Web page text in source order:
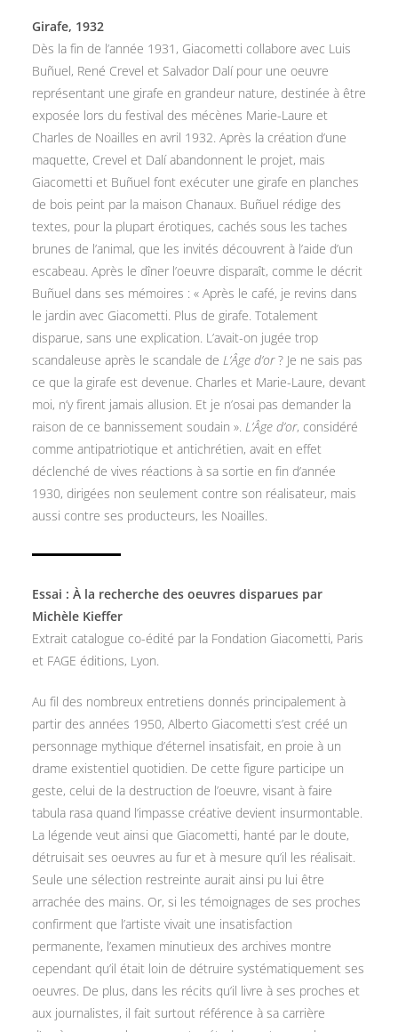
Girafe, 1932
Dès la fin de l’année 1931, Giacometti collabore avec Luis
Buñuel, René Crevel et Salvador Dalí pour une oeuvre
représentant une girafe en grandeur nature, destinée à être
exposée lors du festival des mécènes Marie-Laure et
Charles de Noailles en avril 1932. Après la création d’une
maquette, Crevel et Dalí abandonnent le projet, mais
Giacometti et Buñuel font exécuter une girafe en planches
de bois peint par la maison Chanaux. Buñuel rédige des
textes, pour la plupart érotiques, cachés sous les taches
brunes de l’animal, que les invités découvrent à l’aide d’un
escabeau. Après le dîner l’oeuvre disparaît, comme le décrit
Buñuel dans ses mémoires : « Après le café, je revins dans
le jardin avec Giacometti. Plus de girafe. Totalement
disparue, sans une explication. L’avait-on jugée trop
scandaleuse après le scandale de L’Âge d’or? Je ne sais pas
ce que la girafe est devenue. Charles et Marie-Laure, devant
moi, n’y firent jamais allusion. Et je n’osai pas demander la
raison de ce bannissement soudain ». L’Âge d’or, considéré
comme antipatriotique et antichrétien, avait en effet
déclenché de vives réactions à sa sortie en fin d’année
1930, dirigées non seulement contre son réalisateur, mais
aussi contre ses producteurs, les Noailles.
Essai : À la recherche des oeuvres disparues par
Michèle Kieffer
Extrait catalogue co-édité par la Fondation Giacometti, Paris
et FAGE éditions, Lyon.
Au fil des nombreux entretiens donnés principalement à
partir des années 1950, Alberto Giacometti s’est créé un
personnage mythique d’éternel insatisfait, en proie à un
drame existentiel quotidien. De cette figure participe un
geste, celui de la destruction de l’oeuvre, visant à faire
tabula rasa quand l’impasse créative devient insurmontable.
La légende veut ainsi que Giacometti, hanté par le doute,
détruisait ses oeuvres au fur et à mesure qu’il les réalisait.
Seule une sélection restreinte aurait ainsi pu lui être
arrachée des mains. Or, si les témoignages de ses proches
confirment que l’artiste vivait une insatisfaction
permanente, l’examen minutieux des archives montre
cependant qu’il était loin de détruire systématiquement ses
oeuvres. De plus, dans les récits qu’il livre à ses proches et
aux journalistes, il fait surtout référence à sa carrière